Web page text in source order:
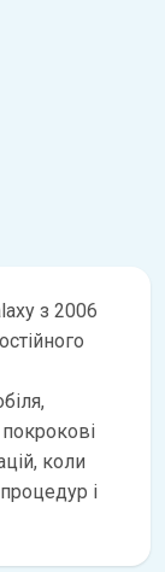
з 2006
коли
і